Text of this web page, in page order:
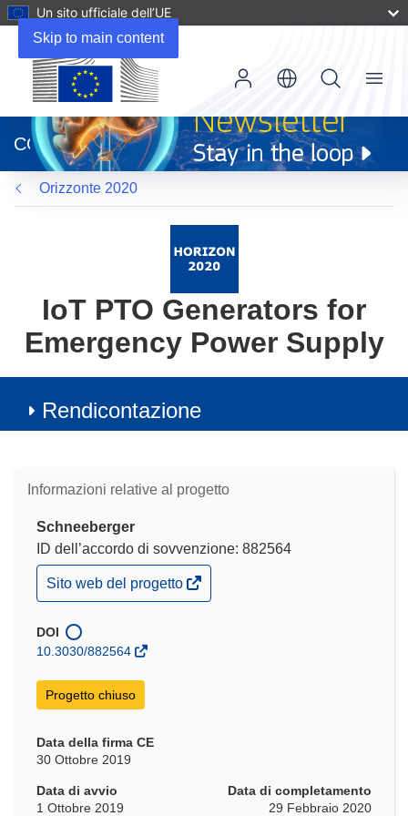
Skip to main content
Un sito ufficiale dell’UE
apre
in
una
nuova
finestra)
CORDIS
Menu
Orizzonte 2020
IoT PTO Generators for
Emergency Power Supply
Rendicontazione
Informazioni relative al progetto
Schneeberger
ID dell’accordo di sovvenzione: 882564
(si
apre
una
nuova
Sito web del progetto
DOI
10.3030/882564
Progetto chiuso
Data della firma CE
30 Ottobre 2019
Data di avvio
1 Ottobre 2019
Data di completamento
29 Febbraio 2020